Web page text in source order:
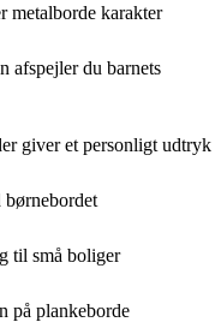
metalborde karakter
afspejler du barnets
giver et personligt udtryk
til små boliger
på plankeborde